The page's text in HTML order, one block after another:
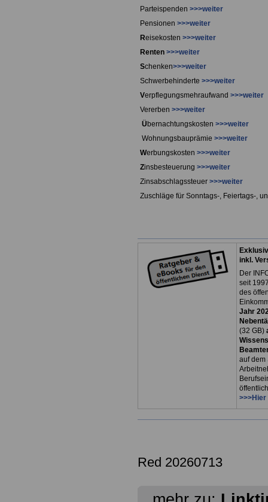
Parteispenden >>>weiter
Pensionen >>>weiter
Reisekosten >>>weiter
Renten >>>weiter
Schenken>>>weiter
Schwerbehinderte >>>weiter
Verpflegungsmehraufwand >>>weiter
Vererben >>>weiter
Übernachtungskosten >>>weiter
Wohnungsbauprämie >>>weiter
Werbungskosten >>>weiter
Zinsbesteuerung >>>weiter
Zinsabschlagssteuer >>>weiter
Zuschläge für Sonntags-, Feiertags-,
inkl.
Der
seit
des
Jahr
(32 GB)
auf dem
Red 20260713